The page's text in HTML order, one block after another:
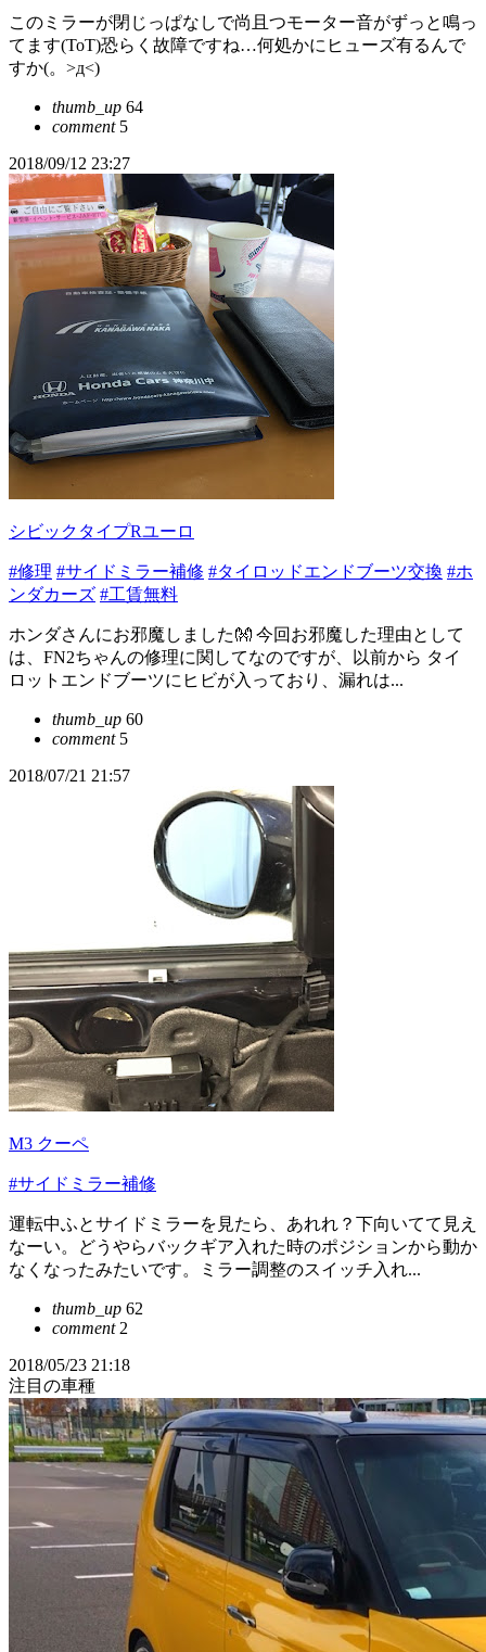
このミラーが閉じっぱなしで尚且つモーター音がずっと鳴っ
てます(ToT)恐らく故障ですね…何処かにヒューズ有るんで
すか(。>д<)
thumb_up 64
comment5
2018/09/12 23:27
シビックタイプRユーロ
#修理 #サイドミラー補修 #タイロッドエンドブーツ交換 #ホ
ンダカーズ #工賃無料
ホンダさんにお邪魔しました👐 今回お邪魔した理由として
は、FN2ちゃんの修理に関してなのですが、以前から タイ
ロットエンドブーツにヒビが入っており、漏れは...
thumb_up 60
comment5
2018/07/21 21:57
M3 クーペ
#サイドミラー補修
運転中ふとサイドミラーを見たら、あれれ？下向いてて見え
なーい。どうやらバックギア入れた時のポジションから動か
なくなったみたいです。ミラー調整のスイッチ入れ...
thumb_up 62
comment2
2018/05/23 21:18
注目の車種